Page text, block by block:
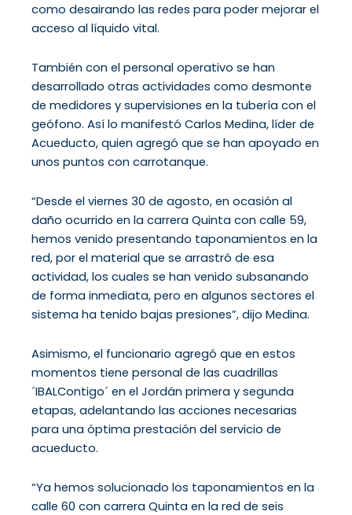
como desairando las redes para poder mejorar el
acceso al líquido vital.
También con el personal operativo se han
desarrollado otras actividades como desmonte
de medidores y supervisiones en la tubería con el
geófono. Así lo manifestó Carlos Medina, líder de
Acueducto, quien agregó que se han apoyado en
unos puntos con carrotanque.
“Desde el viernes 30 de agosto, en ocasión al
daño ocurrido en la carrera Quinta con calle 59,
hemos venido presentando taponamientos en la
red, por el material que se arrastró de esa
actividad, los cuales se han venido subsanando
de forma inmediata, pero en algunos sectores el
sistema ha tenido bajas presiones”, dijo Medina.
Asimismo, el funcionario agregó que en estos
momentos tiene personal de las cuadrillas
´IBALContigo´ en el Jordán primera y segunda
etapas, adelantando las acciones necesarias
para una óptima prestación del servicio de
acueducto.
“Ya hemos solucionado los taponamientos en la
calle 60 con carrera Quinta en la red de seis